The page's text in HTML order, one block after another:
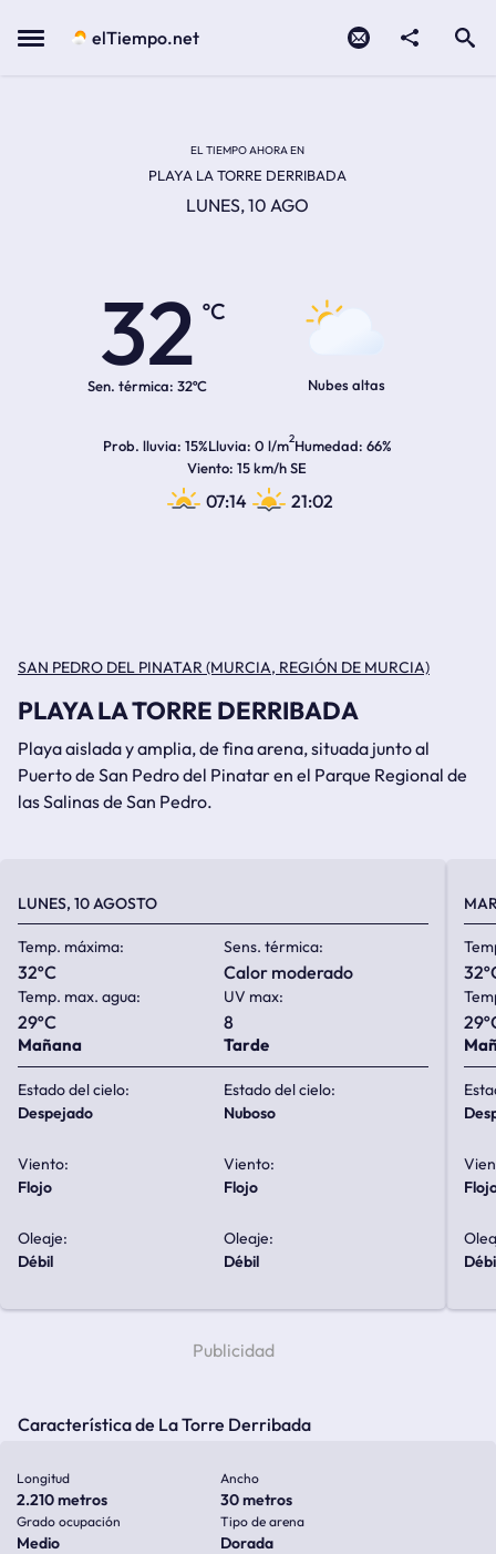
Menu elTiempo.net
EL TIEMPO AHORA EN
PLAYA LA TORRE DERRIBADA
LUNES, 10 AGO
32
ºC
Sen. térmica: 32ºC Nubes altas
Prob. lluvia 15%Lluvia 0 l/m2Humedad 66%
Viento 15 km/h SE
07:14 21:02
SAN PEDRO DEL PINATAR (MURCIA, REGIÓN DE MURCIA)
PLAYA LA TORRE DERRIBADA
Playa aislada y amplia, de fina arena, situada junto al
Puerto de San Pedro del Pinatar en el Parque Regional de
las Salinas de San Pedro.
LUNES, 10 AGOSTO
Temp. máxima:
32ºC
Sens. térmica:
calor moderado
Temp. max. agua:
29ºC
UV max:
8
Mañana
Estado del cielo:
despejado
Viento:
flojo
Oleaje:
débil
Tarde
Estado del cielo:
nuboso
Viento:
flojo
Oleaje:
débil
Característica de La Torre Derribada
Longitud
2.210 metros
Ancho
30 metros
Grado ocupación
Medio
Tipo de arena
Dorada